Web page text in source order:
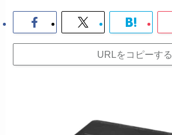
URLをコピーする